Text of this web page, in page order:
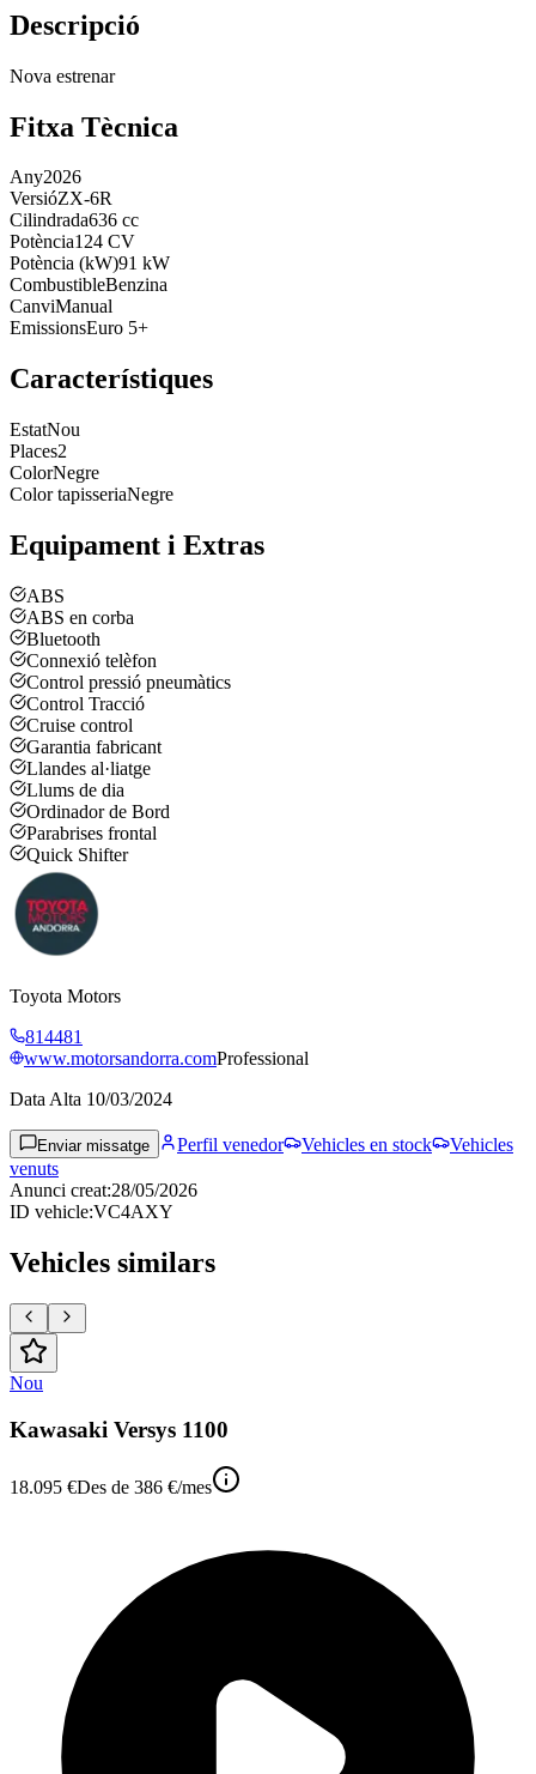
Descripció
Nova estrenar
Fitxa Tècnica
Any2026
VersióZX-6R
Cilindrada636 cc
Potència124 CV
Potència (kW)91 kW
CombustibleBenzina
CanviManual
EmissionsEuro 5+
Característiques
EstatNou
Places2
ColorNegre
Color tapisseriaNegre
Equipament i Extras
ABS
ABS en corba
Bluetooth
Connexió telèfon
Control pressió pneumàtics
Control Tracció
Cruise control
Garantia fabricant
Llandes al·liatge
Llums de dia
Ordinador de Bord
Parabrises frontal
Quick Shifter
Toyota Motors
814481
www.motorsandorra.comProfessional
Data Alta 10/03/2024
Enviar missatge Perfil venedor Vehicles en stock
Vehicles
venuts
Anunci creat:28/05/2026
ID vehicle:VC4AXY
Vehicles similars
Nou
Kawasaki Versys 1100
18.095 €Des de 386 €/mes